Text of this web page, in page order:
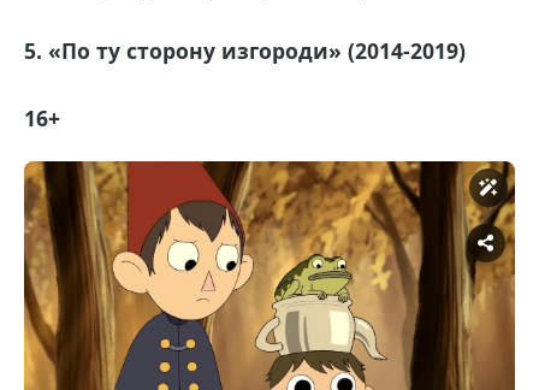
5. «По ту сторону изгороди» (2014-2019)
16+